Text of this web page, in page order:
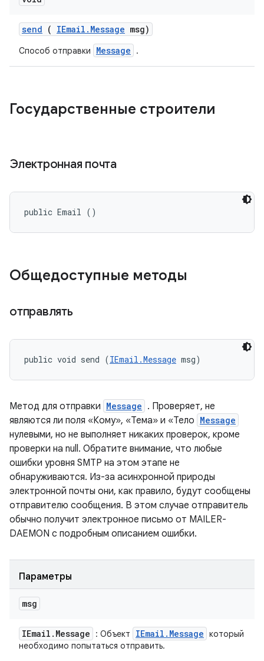
send ( IEmail . Message msg)
Способ отправки Message .
Государственные строители
Электронная почта
public Email ()
Общедоступные методы
отправлять
public void send (IEmail.Message msg)
Метод для отправки Message . Проверяет, не
являются ли поля «Кому», «Тема» и «Тело Message
нулевыми, но не выполняет никаких проверок, кроме
проверки на null. Обратите внимание, что любые
ошибки уровня SMTP на этом этапе не
обнаруживаются. Из-за асинхронной природы
электронной почты они, как правило, будут сообщены
отправителю сообщения. В этом случае отправитель
обычно получит электронное письмо от MAILER-
DAEMON с подробным описанием ошибки.
Параметры
msg
IEmail . Message : Объект IEmail . Message который
необходимо попытаться отправить.